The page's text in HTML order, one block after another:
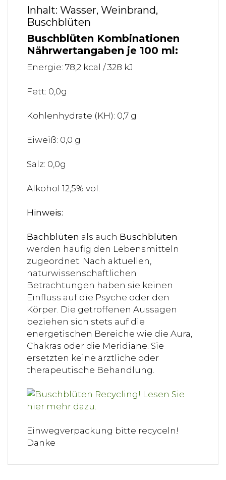
Inhalt: Wasser, Weinbrand,
Buschblüten
Buschblüten Kombinationen
Nährwertangaben je 100 ml:
Energie: 78,2 kcal / 328 kJ
Fett: 0,0g
Kohlenhydrate (KH): 0,7 g
Eiweiß: 0,0 g
Salz: 0,0g
Alkohol 12,5% vol.
Hinweis:
Bachblüten als auch Buschblüten
werden häufig den Lebensmitteln
zugeordnet. Nach aktuellen,
naturwissenschaftlichen
Betrachtungen haben sie keinen
Einfluss auf die Psyche oder den
Körper. Die getroffenen Aussagen
beziehen sich stets auf die
energetischen Bereiche wie die Aura,
Chakras oder die Meridiane. Sie
ersetzten keine ärztliche oder
therapeutische Behandlung.
Einwegverpackung bitte recyceln!
Danke